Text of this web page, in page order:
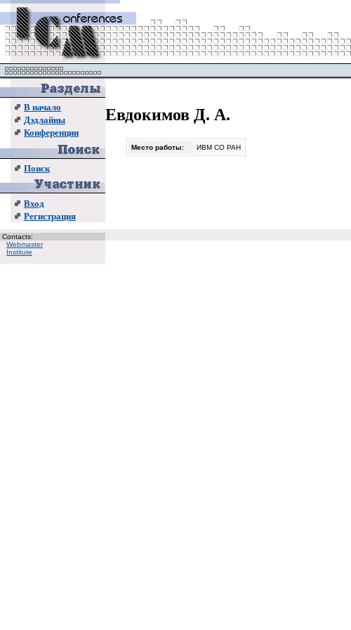
В начало
Дэдлайны
Конференции
Поиск
Вход
Регистрация
Евдокимов Д. А.
Место работы: ИВМ СО РАН
Contacts:
Webmaster
Institute